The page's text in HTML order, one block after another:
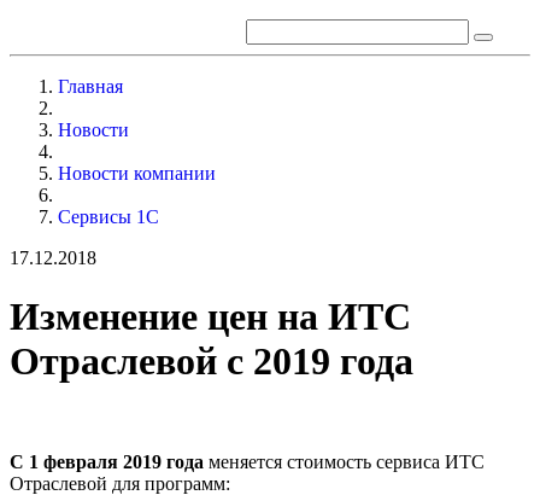
Главная
Новости
Новости компании
Сервисы 1С
17.12.2018
Изменение цен на ИТС
Отраслевой с 2019 года
С 1 февраля 2019 года меняется стоимость сервиса ИТС
Отраслевой для программ: